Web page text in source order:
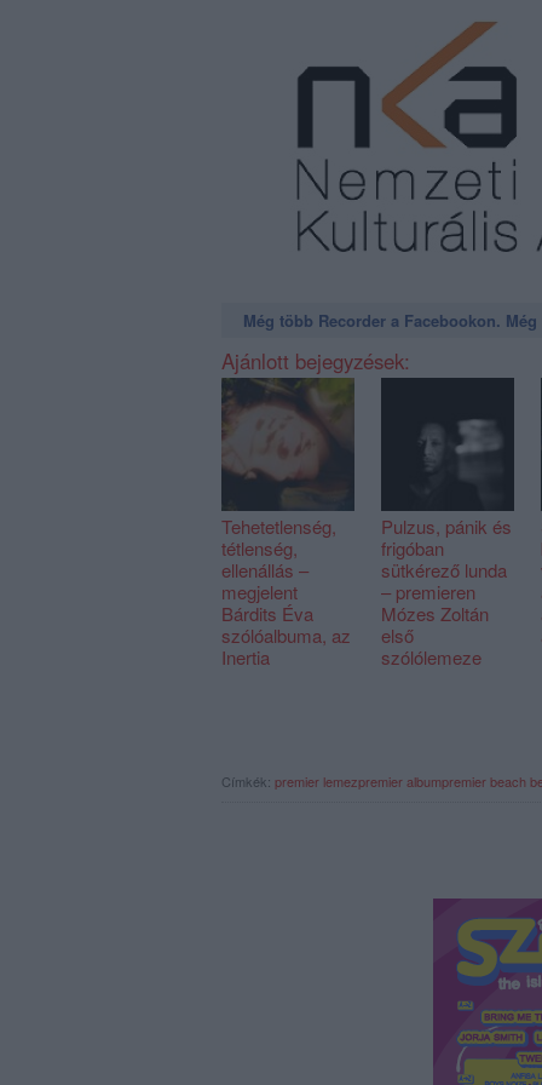
Még több Recorder a Facebookon.
Ajánlott bejegyzések:
Tehetetlenség,
tétlenség,
ellenállás –
megjelent
Bárdits Éva
szólóalbuma, az
Inertia
Pulzus, pánik és
frigóban
sütkérező lunda
– premieren
Mózes Zoltán
első
szólólemeze
Címkék: premier lemezpremieralbumpremier beach